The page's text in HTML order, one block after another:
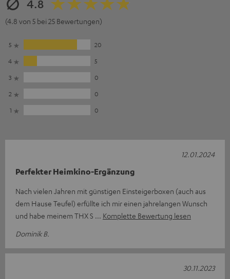
4.8
(4.8 von 5 bei 25 Bewertungen)
5
20
4
5
3
0
2
0
1
0
Perfekter Heimkino-Ergänzung
Nach vielen Jahren mit günstigen Einsteigerboxen (auch aus
dem Hause Teufel) erfüllte ich mir einen jahrelangen Wunsch
und habe meinem THX S
Komplette Bewertung lesen
Dominik B.
12.01.2024
30.11.2023